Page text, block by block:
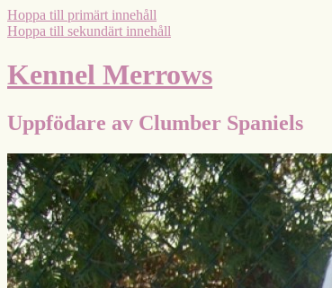
Hoppa till primärt innehåll
Hoppa till sekundärt innehåll
Kennel Merrows
Uppfödare av Clumber Spaniels